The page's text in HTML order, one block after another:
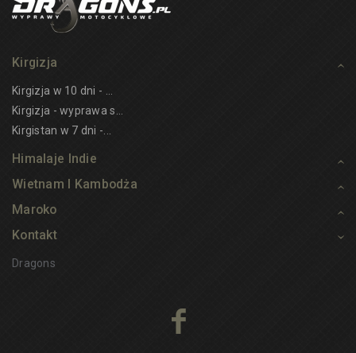
Kirgizja
Kirgizja w 10 dni - ...
Kirgizja - wyprawa s...
Kirgistan w 7 dni -...
Himalaje Indie
Wietnam I Kambodża
Maroko
Kontakt
Dragons